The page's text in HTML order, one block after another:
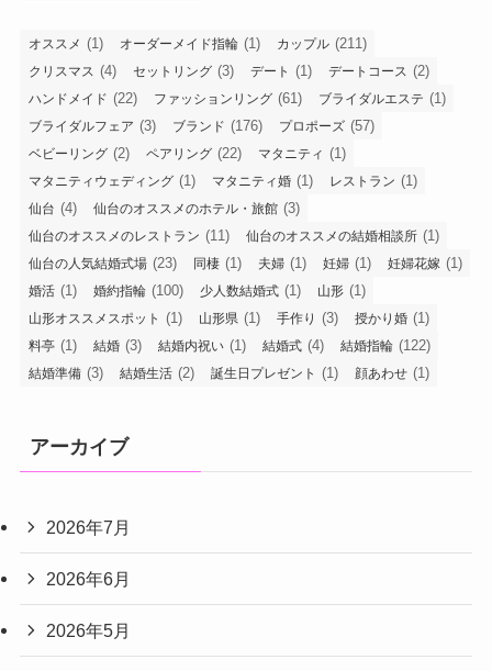
オススメ (1) オーダーメイド指輪 (1) カップル (211)
クリスマス (4) セットリング (3) デート (1) デートコース (2)
ハンドメイド (22) ファッションリング (61) ブライダルエステ (1)
ブライダルフェア (3) ブランド (176) プロポーズ (57)
ベビーリング (2) ペアリング (22) マタニティ (1)
マタニティウェディング (1) マタニティ婚 (1) レストラン (1)
仙台 (4) 仙台のオススメのホテル・旅館 (3)
仙台のオススメのレストラン (11) 仙台のオススメの結婚相談所 (1)
仙台の人気結婚式場 (23) 同棲 (1) 夫婦 (1) 妊婦 (1) 妊婦花嫁 (1)
婚活 (1) 婚約指輪 (100) 少人数結婚式 (1) 山形 (1)
山形オススメスポット (1) 山形県 (1) 手作り (3) 授かり婚 (1)
料亭 (1) 結婚 (3) 結婚内祝い (1) 結婚式 (4) 結婚指輪 (122)
結婚準備 (3) 結婚生活 (2) 誕生日プレゼント (1) 顔あわせ (1)
アーカイブ
2026年7月
2026年6月
2026年5月